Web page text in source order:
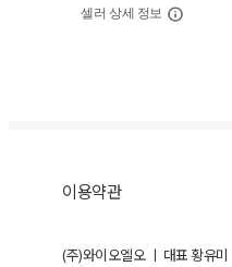
셀러 상세 정보
이용약관
(주)와이오엘오 ㅣ 대표 황유미